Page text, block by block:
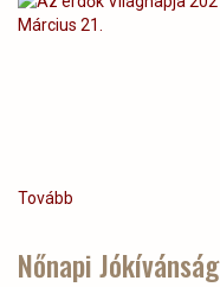
Tovább
2021.március
Nőnapi Jókívánság